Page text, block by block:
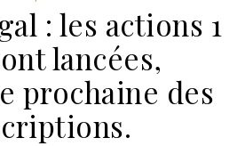
: les actions 1
lancées,
prochaine des